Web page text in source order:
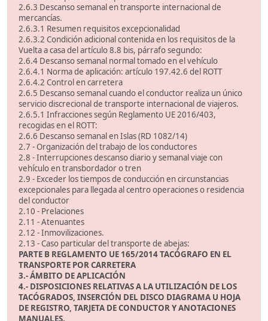
2.6.3 Descanso semanal en transporte internacional de
mercancías.
2.6.3.1 Resumen requisitos excepcionalidad
2.6.3.2 Condición adicional contenida en los requisitos de la
Vuelta a casa del artículo 8.8 bis, párrafo segundo:
2.6.4 Descanso semanal normal tomado en el vehículo
2.6.4.1 Norma de aplicación: artículo 197.42.6 del ROTT
2.6.4.2 Control en carretera
2.6.5 Descanso semanal cuando el conductor realiza un único
servicio discrecional de transporte internacional de viajeros.
2.6.5.1 Infracciones según Reglamento UE 2016/403,
recogidas en el ROTT:
2.6.6 Descanso semanal en Islas (RD 1082/14)
2.7 - Organización del trabajo de los conductores
2.8 - Interrupciones descanso diario y semanal viaje con
vehículo en transbordador o tren
2.9 - Exceder los tiempos de conducción en circunstancias
excepcionales para llegada al centro operaciones o residencia
del conductor
2.10 - Prelaciones
2.11 - Atenuantes
2.12 - Inmovilizaciones.
2.13 - Caso particular del transporte de abejas:
PARTE B REGLAMENTO UE 165/2014 TACÓGRAFO EN EL
TRANSPORTE POR CARRETERA
3.- ÁMBITO DE APLICACIÓN
4.- DISPOSICIONES RELATIVAS A LA UTILIZACIÓN DE LOS
TACÓGRADOS, INSERCIÓN DEL DISCO DIAGRAMA U HOJA
DE REGISTRO, TARJETA DE CONDUCTOR Y ANOTACIONES